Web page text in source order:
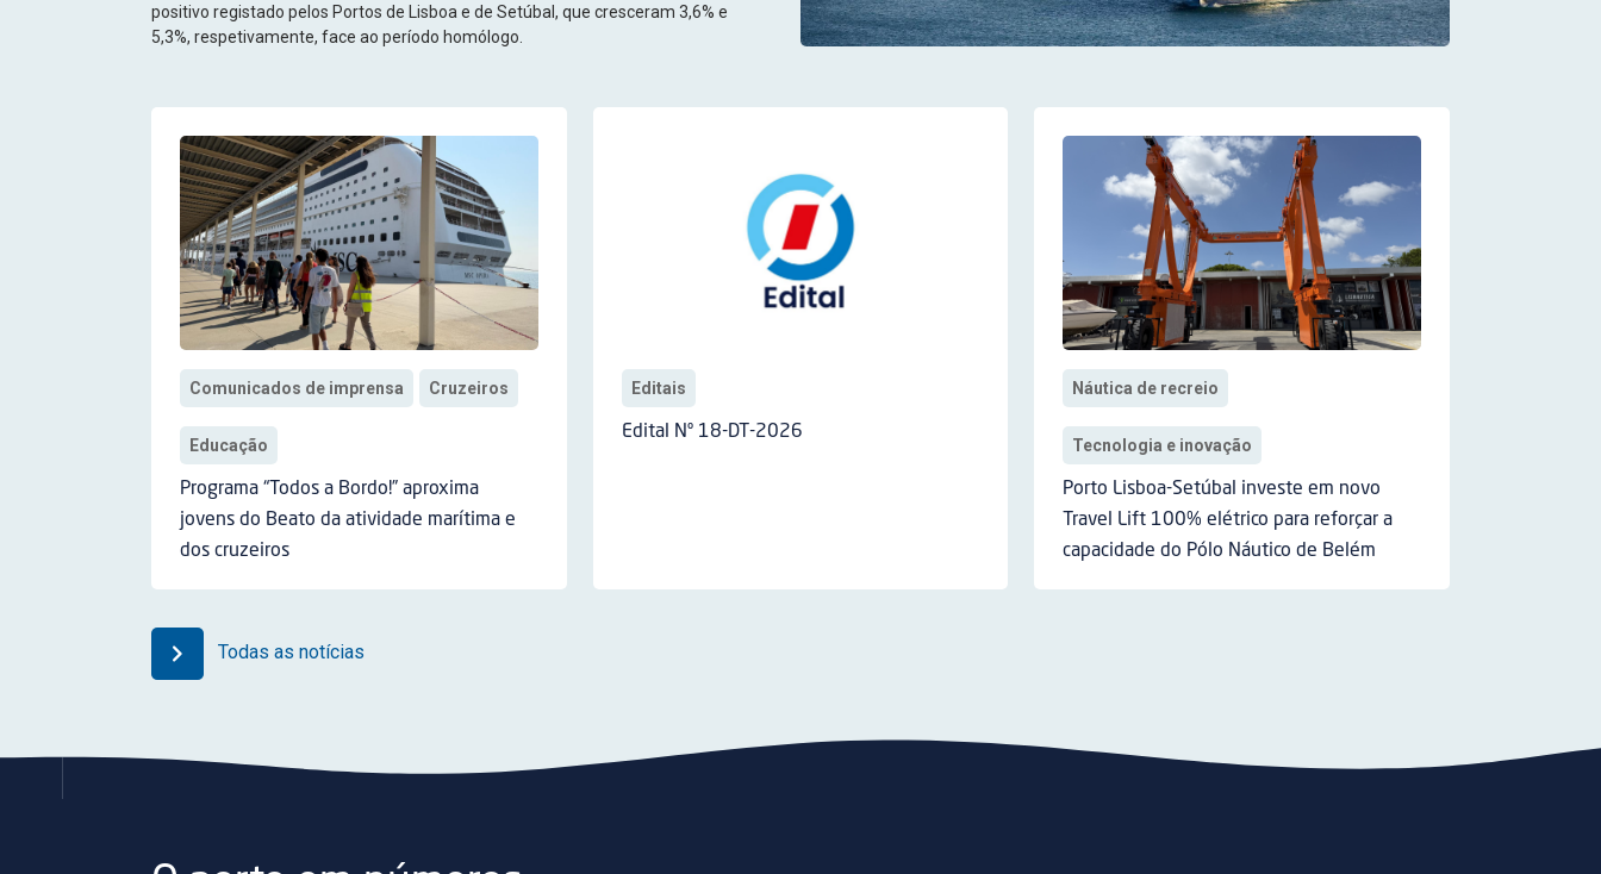
positivo registado pelos Portos de Lisboa e de Setúbal, que cresceram 3,6% e
5,3%, respetivamente, face ao período homólogo.
Comunicados de imprensa Cruzeiros
Educação
Programa “Todos a Bordo!” aproxima
jovens do Beato da atividade marítima e
dos cruzeiros
Editais
Edital Nº 18-DT-2026
Náutica de recreio
Tecnologia e inovação
Porto Lisboa-Setúbal investe em novo
Travel Lift 100% elétrico para reforçar a
capacidade do Pólo Náutico de Belém
Todas as notícias